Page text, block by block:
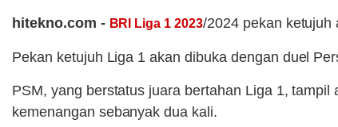
hitekno.com - BRI Liga 1 2023/2024 pekan ketujuh
Pekan ketujuh Liga 1 akan dibuka dengan duel
PSM, yang berstatus juara bertahan Liga 1,
kemenangan sebanyak dua kali.